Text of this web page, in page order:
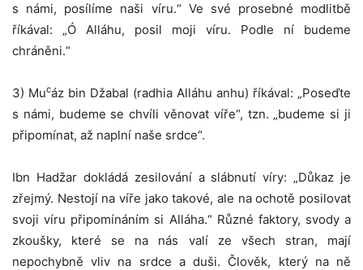
s námi, posílíme naši víru.“ Ve své prosebné modlitbě
říkával: „Ó Alláhu, posil moji víru. Podle ní budeme
chráněni.“
3) Mucáz bin Džabal (radhia Alláhu anhu) říkával: „Poseďte
s námi, budeme se chvíli věnovat víře“, tzn. „budeme si ji
připomínat, až naplní naše srdce“.
Ibn Hadžar dokládá zesilování a slábnutí víry: „Důkaz je
zřejmý. Nestojí na víře jako takové, ale na ochotě posilovat
svoji víru připomínáním si Alláha.“ Různé faktory, svody a
zkoušky, které se na nás valí ze všech stran, mají
nepochybně vliv na srdce a duši. Člověk, který na ně